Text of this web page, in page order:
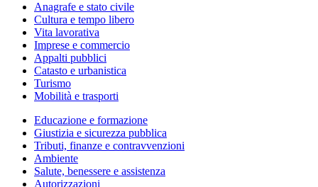
Anagrafe e stato civile
Cultura e tempo libero
Vita lavorativa
Imprese e commercio
Appalti pubblici
Catasto e urbanistica
Turismo
Mobilità e trasporti
Educazione e formazione
Giustizia e sicurezza pubblica
Tributi, finanze e contravvenzioni
Ambiente
Salute, benessere e assistenza
Autorizzazioni